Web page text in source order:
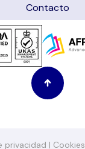
Contacto
privacidad | Cookies